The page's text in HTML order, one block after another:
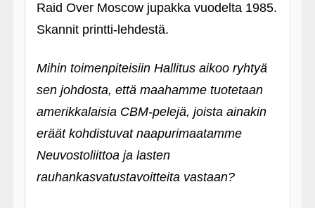
Raid Over Moscow jupakka vuodelta 1985.
Skannit printti-lehdestä.
Mihin toimenpiteisiin Hallitus aikoo ryhtyä
sen johdosta, että maahamme tuotetaan
amerikkalaisia CBM-pelejä, joista ainakin
eräät kohdistuvat naapurimaatamme
Neuvostoliittoa ja lasten
rauhankasvatustavoitteita vastaan?